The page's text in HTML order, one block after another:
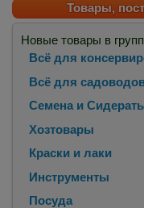
Товары,
Новые товары в
Всё для
Всё для
Семена и
Хозтовары
Краски и лаки
Инструменты
Посуда